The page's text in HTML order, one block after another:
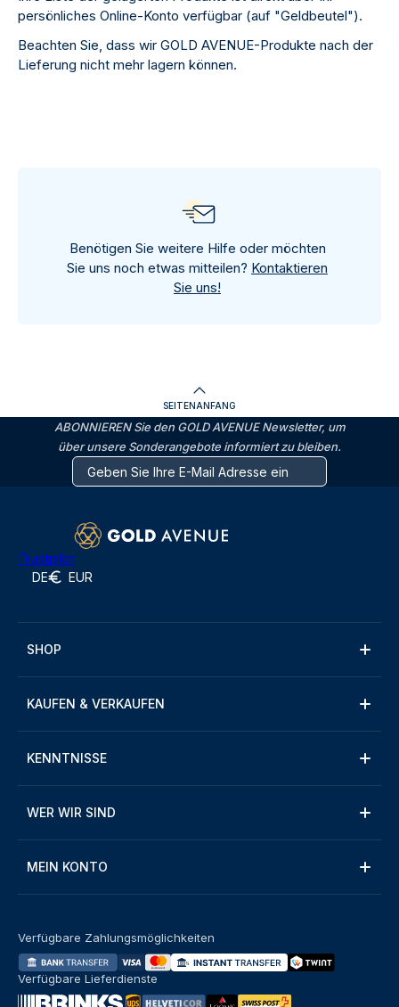
persönliches Online-Konto verfügbar (auf "Geldbeutel").
Beachten Sie, dass wir GOLD AVENUE-Produkte nach der
Lieferung nicht mehr lagern können.
Benötigen Sie weitere Hilfe oder möchten
Sie uns noch etwas mitteilen? Kontaktieren
Sie uns!
SEITENANFANG
ABONNIEREN Sie den GOLD AVENUE Newsletter, um
über unsere Sonderangebote informiert zu bleiben.
Trustpilot
DE EUR
SHOP
KAUFEN & VERKAUFEN
KENNTNISSE
WER WIR SIND
MEIN KONTO
Verfügbare Zahlungsmöglichkeiten
Verfügbare Lieferdienste